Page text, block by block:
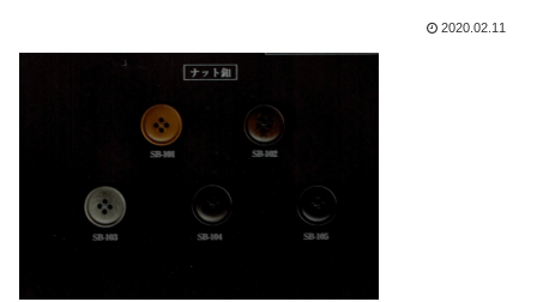
2020.02.11